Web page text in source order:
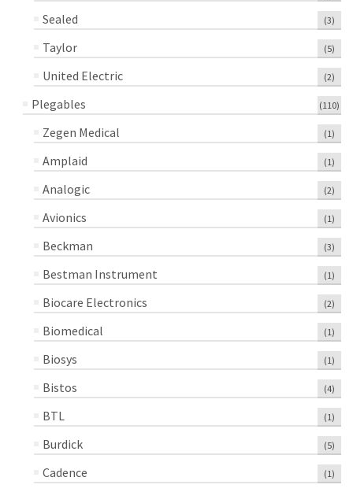
Sealed (3)
Taylor (5)
United Electric (2)
Plegables (110)
Zegen Medical (1)
Amplaid (1)
Analogic (2)
Avionics (1)
Beckman (3)
Bestman Instrument (1)
Biocare Electronics (2)
Biomedical (1)
Biosys (1)
Bistos (4)
BTL (1)
Burdick (5)
Cadence (1)